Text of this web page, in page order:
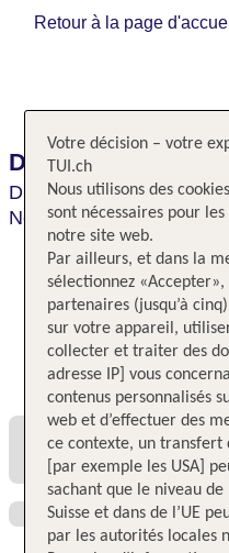
Retour à la page
Distinction Dunedin
Dunedin,Nouvelle-
Nouvelle-Zélande
Toutes les
Votre décision – votre
TUI.ch
Nous utilisons des
sont nécessaires pour
notre site web.
Par ailleurs, et dans la
sélectionnez «Accepter»,
partenaires (jusqu’à
sur votre appareil,
collecter et traiter des
adresse IP] vous
contenus personnalisés
web et d’effectuer des
ce contexte, un transfert
[par exemple les USA]
sachant que le niveau
Suisse et dans de l’UE
par les autorités locales